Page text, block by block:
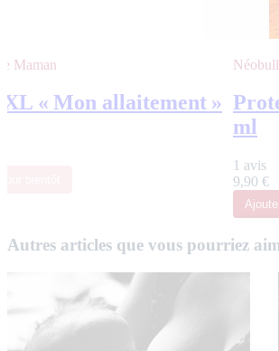
Maman
« Mon allaitement »
ml
1 avis
9,90 €
Autres articles que vous pourriez